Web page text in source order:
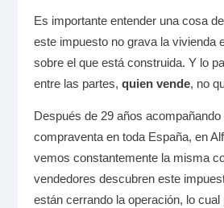
Es importante entender una cosa
este impuesto no grava la vivienda
sobre el que está construida. Y lo
entre las partes,quien vende, no
Después de 29 años
compraventa en toda España, en
vemos constantemente la misma
vendedores descubren este
están cerrando la operación, lo cual